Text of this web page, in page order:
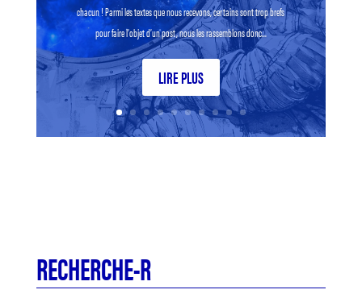
chacun ! Parmi les textes que nous recevons, certains sont trop brefs
pour faire l’objet d’un post, nous les rassemblons donc...
LIRE PLUS
RECHERCHE-R